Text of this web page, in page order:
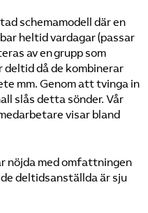
schemamodell där en
heltid vardagar (passar
av en grupp som
deltid då de kombinerar
mm. Genom att tvinga in
slås detta sönder. Vår
visar bland
nöjda med omfattningen
deltidsanställda är sju